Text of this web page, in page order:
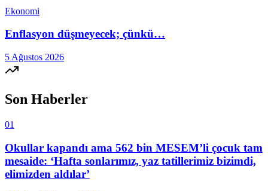
Ekonomi
Enflasyon düşmeyecek; çünkü…
5 Ağustos 2026
Son Haberler
01
Okullar kapandı ama 562 bin MESEM’li çocuk tam
mesaide: ‘Hafta sonlarımız, yaz tatillerimiz bizimdi,
elimizden aldılar’